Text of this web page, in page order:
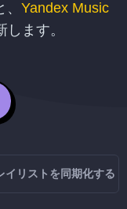
Yandex Music
ます。
リストを同期化する